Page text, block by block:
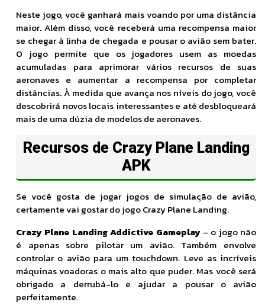
Neste jogo, você ganhará mais voando por uma distância
maior. Além disso, você receberá uma recompensa maior
se chegar à linha de chegada e pousar o avião sem bater.
O jogo permite que os jogadores usem as moedas
acumuladas para aprimorar vários recursos de suas
aeronaves e aumentar a recompensa por completar
distâncias. À medida que avança nos níveis do jogo, você
descobrirá novos locais interessantes e até desbloqueará
mais de uma dúzia de modelos de aeronaves.
Recursos de Crazy Plane Landing
APK
Se você gosta de jogar jogos de simulação de avião,
certamente vai gostar do jogo Crazy Plane Landing.
Crazy Plane Landing Addictive Gameplay– o jogo não
é apenas sobre pilotar um avião. Também envolve
controlar o avião para um touchdown. Leve as incríveis
máquinas voadoras o mais alto que puder. Mas você será
obrigado a derrubá-lo e ajudar a pousar o avião
perfeitamente.